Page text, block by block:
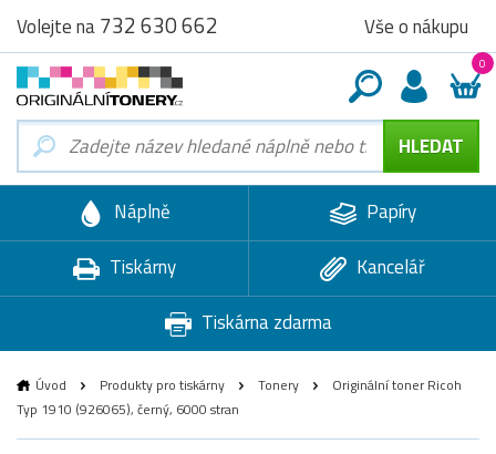
Volejte na732 630 662 Vše o nákupu
0
Náplně
Papíry
Tiskárny
Kancelář
Tiskárna zdarma
Úvod Produkty pro tiskárny Tonery
Originální toner Ricoh
Typ 1910 (926065), černý, 6000 stran